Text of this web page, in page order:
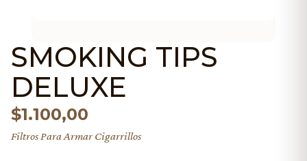
SMOKING TIPS
DELUXE
$1.100,00
Filtros Para Armar Cigarrillos